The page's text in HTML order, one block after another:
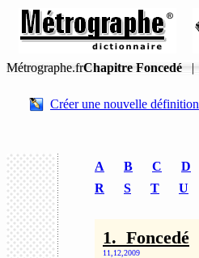
Métrographe.frChapitre Foncedé |
Créer une nouvelle définition
A B C D
R
S T U
1. Foncedé
11,12,2009